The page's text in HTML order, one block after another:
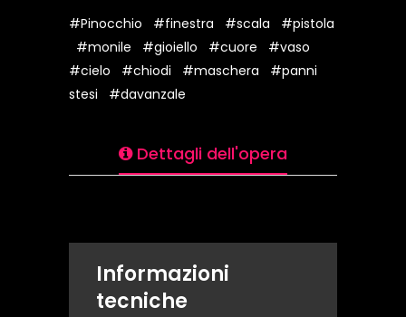
#Pinocchio #finestra #scala
#pistola
#monile
#gioiello #cuore
#vaso
#cielo
#chiodi #maschera
#panni
stesi
#davanzale
Dettagli dell'opera
Informazioni
tecniche